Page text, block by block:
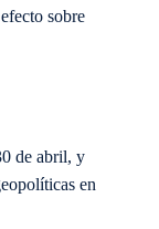
sobre
de abril, y
en